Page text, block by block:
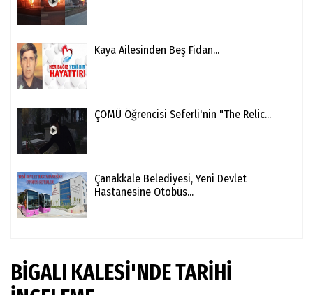
Kaya Ailesinden Beş Fidan...
ÇOMÜ Öğrencisi Seferli'nin "The Relic...
Çanakkale Belediyesi, Yeni Devlet
Hastanesine Otobüs...
BİGALI KALESİ'NDE TARİHİ